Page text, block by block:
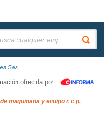
Sas
ofrecida por
maquinaria y equipo n c p,